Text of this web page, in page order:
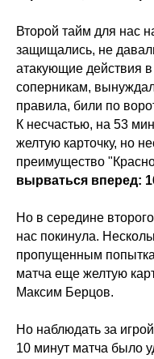
Второй тайм для нас
защищались, не
атакующие действия
соперникам,
правила, били по
К несчастью, на 53
желтую карточку, но
преимущество
вырваться вперед:
Но в середине
нас покинула.
пропущенным
матча еще желтую
Максим Берцов.
Но наблюдать за
10 минут матча было